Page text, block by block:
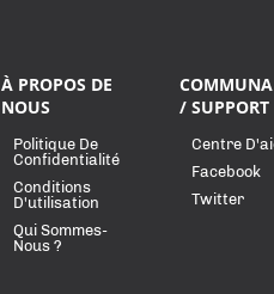
À PROPOS DE
NOUS
Politique De
Confidentialité
Conditions
D'utilisation
Qui Sommes-
Nous ?
/ SUPPORT
Centre
Facebook
Twitter